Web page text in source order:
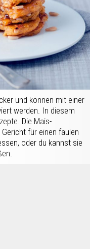
und können mit einer
werden. In diesem
Die Mais-
für einen faulen
oder du kannst sie